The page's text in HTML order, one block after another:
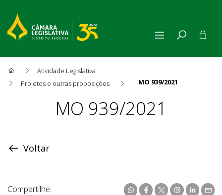
Atividade Legislativa
Projetos e outras proposições
MO 939/2021
ProposiçãoMO 939/2021
Voltar
Compartilhe: